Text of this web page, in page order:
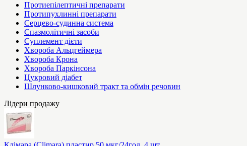
Протиепілептичні препарати
Протипухлинні препарати
Серцево-судинна система
Спазмолітичні засоби
Суплемент дієти
Хвороба Альцгеймера
Хвороба Крона
Хвороба Паркінсона
Цукровий діабет
Шлунково-кишковий тракт та обмін речовин
Лідери продажу